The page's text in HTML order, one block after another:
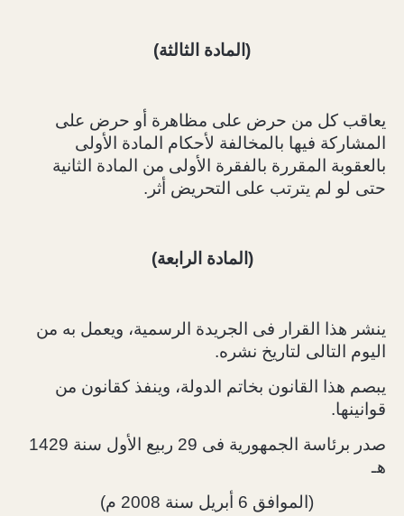
(المادة الثالثة)
يعاقب كل من حرض على مظاهرة أو حرض على
المشاركة فيها بالمخالفة لأحكام المادة الأولى
بالعقوبة المقررة بالفقرة الأولى من المادة الثانية
حتى لو لم يترتب على التحريض أثر.
(المادة الرابعة)
ينشر هذا القرار فى الجريدة الرسمية، ويعمل به من
اليوم التالى لتاريخ نشره.
يبصم هذا القانون بخاتم الدولة، وينفذ كقانون من
قوانينها.
صدر برئاسة الجمهورية فى 29 ربيع الأول سنة 1429
هـ
(الموافق 6 أبريل سنة 2008 م)